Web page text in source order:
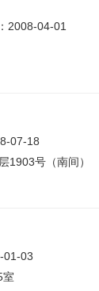
2008-04-01
07-18
1903号（南间）
01-03
室